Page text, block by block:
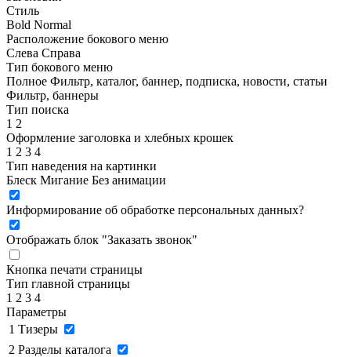
Стиль
Bold Normal
Расположение бокового меню
Слева Справа
Тип бокового меню
Полное Фильтр, каталог, баннер, подписка, новости, статьи
Фильтр, баннеры
Тип поиска
1 2
Оформление заголовка и хлебных крошек
1 2 3 4
Тип наведения на картинки
Блеск Мигание Без анимации
Информирование об обработке персональных данных?
Отображать блок "Заказать звонок"
Кнопка печати страницы
Тип главной страницы
1 2 3 4
Параметры
1 Тизеры
2 Разделы каталога